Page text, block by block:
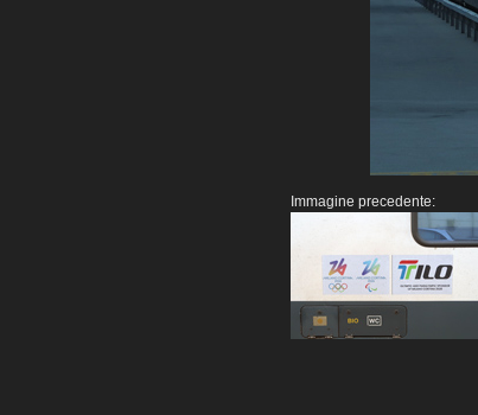
Immagine precedente: